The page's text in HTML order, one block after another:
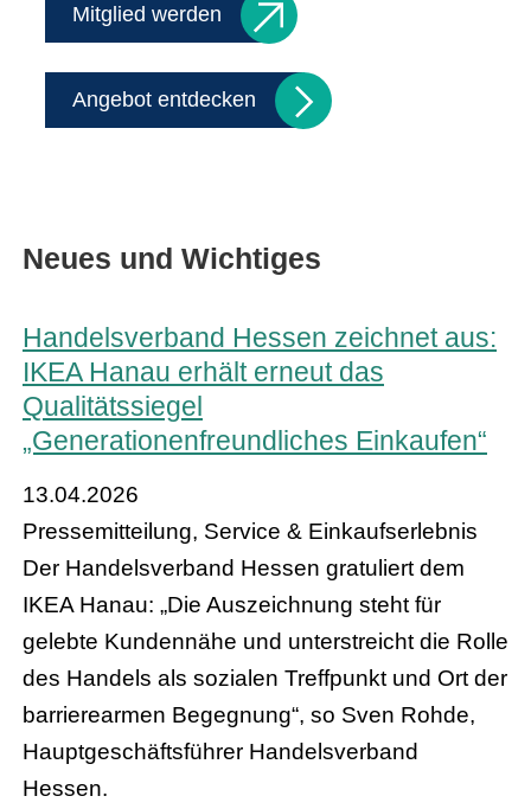
Mitglied werden
Angebot entdecken
Neues und Wichtiges
Handelsverband Hessen zeichnet aus:
IKEA Hanau erhält erneut das
Qualitätssiegel
„Generationenfreundliches Einkaufen“
13.04.2026
Pressemitteilung, Service & Einkaufserlebnis
Der Handelsverband Hessen gratuliert dem
IKEA Hanau: „Die Auszeichnung steht für
gelebte Kundennähe und unterstreicht die Rolle
des Handels als sozialen Treffpunkt und Ort der
barrierearmen Begegnung“, so Sven Rohde,
Hauptgeschäftsführer Handelsverband
Hessen.